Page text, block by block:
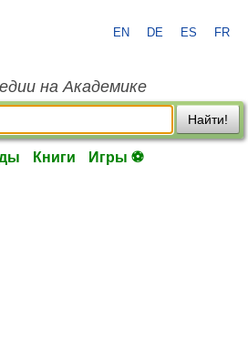
EN DE ES FR
на Академике
Найти!
Книги Игры ⚽